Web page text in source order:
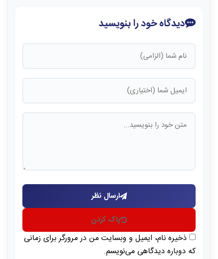
دیدگاه خود را بنویسید
ارسال نظر
پاک کردن
ذخیره نام، ایمیل و وبسایت من در مرورگر برای زمانی
که دوباره دیدگاهی می‌نویسم.